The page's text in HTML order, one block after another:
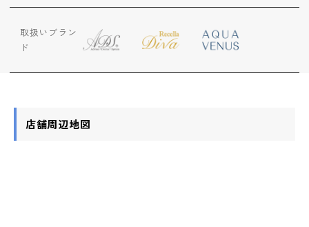
取扱いブラン
ド
店舗周辺地図